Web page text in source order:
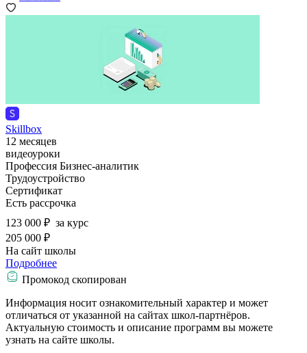
Skillbox
12 месяцев
видеоуроки
Профессия Бизнес-аналитик
Трудоустройство
Сертификат
Есть рассрочка
123 000 ₽ за курс
205 000 ₽
На сайт школы
Подробнее
Промокод скопирован
Информация носит ознакомительный характер и может
отличаться от указанной на сайтах школ-партнёров.
Актуальную стоимость и описание программ вы можете
узнать на сайте школы.